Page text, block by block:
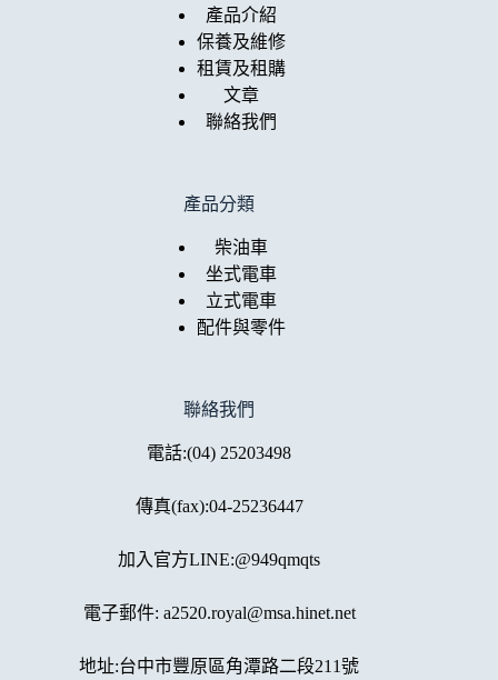
產品介紹
保養及維修
租賃及租購
文章
聯絡我們
產品分類
柴油車
坐式電車
立式電車
配件與零件
聯絡我們
電話:(04) 25203498
傳真(fax):04-25236447
加入官方LINE:@949qmqts
電子郵件: a2520.royal@msa.hinet.net
地址:台中市豐原區角潭路二段211號